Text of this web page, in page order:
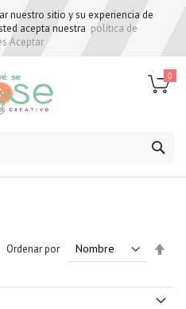
nuestro sitio y su experiencia de
acepta nuestra política de
Aceptar
0
Ordenar por